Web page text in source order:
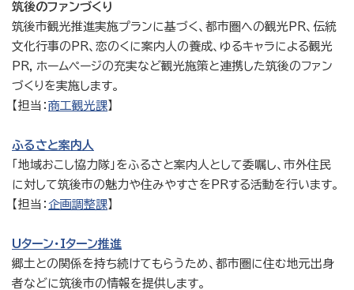
筑後のファンづくり
筑後市観光推進実施プランに基づく、都市圏への観光PR、伝統
文化行事のPR、恋のくに案内人の養成、ゆるキャラによる観光
PR，ホームページの充実など観光施策と連携した筑後のファン
づくりを実施します。
【担当： 商工観光課】
ふるさと案内人
「地域おこし協力隊」をふるさと案内人として委嘱し、市外住民
に対して筑後市の魅力や住みやすさをPRする活動を行います。
【担当： 企画調整課】
Uターン・Iターン推進
郷土との関係を持ち続けてもらうため、都市圏に住む地元出身
者などに筑後市の情報を提供します。